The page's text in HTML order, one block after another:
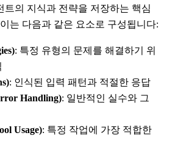
트의 지식과 전략을 저장하는 핵심
는 다음과 같은 요소로 구성됩니다:
: 특정 유형의 문제를 해결하기 위
: 인식된 입력 패턴과 적절한 응답
Handling): 일반적인 실수와 그
Usage): 특정 작업에 가장 적합한